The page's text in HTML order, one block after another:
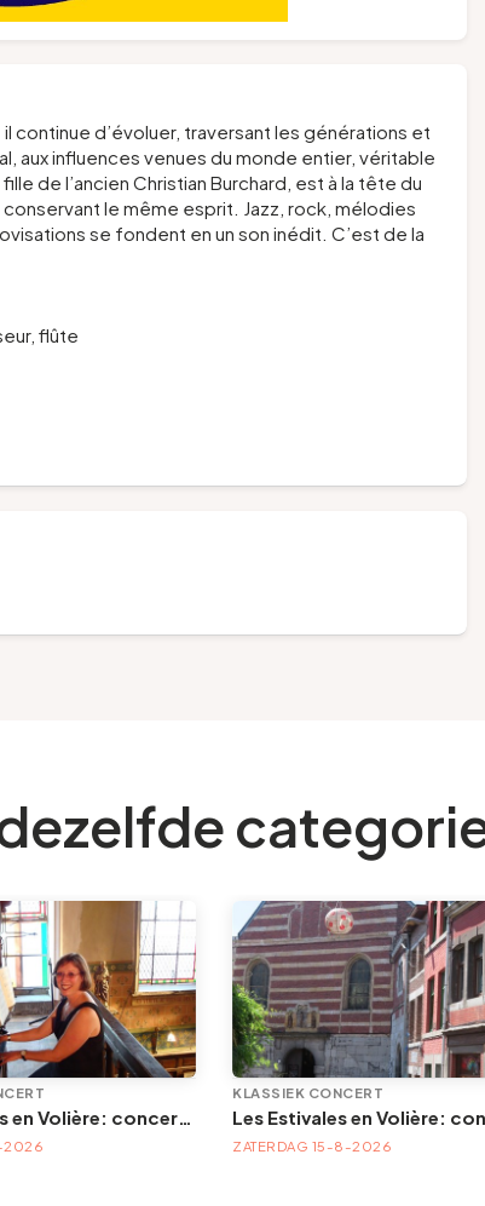
continue d’évoluer, traversant les générations et
aux influences venues du monde entier, véritable
de l’ancien Christian Burchard, est à la tête du
le même esprit. Jazz, rock, mélodies
se fondent en un son inédit. C’est de la
flûte
Les Estivales en Volière: concert d'orgue | « Orgue en Volière » , les 3e dimanches du mois (été) audition d’orgue (accès libre)
2026
KLASSIEK CONCERT
ZATERDAG 15-8-2026